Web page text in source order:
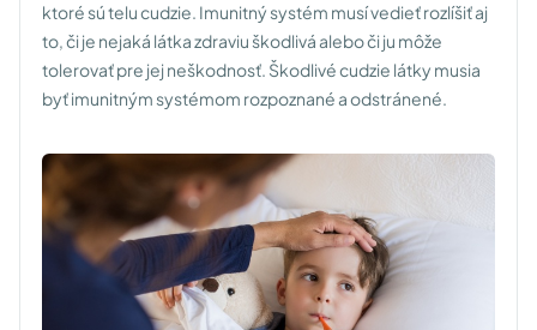
ktoré sú telu cudzie. Imunitný systém musí vedieť rozlíšiť aj
to, či je nejaká látka zdraviu škodlivá alebo či ju môže
tolerovať pre jej neškodnosť. Škodlivé cudzie látky musia
byť imunitným systémom rozpoznané a odstránené.